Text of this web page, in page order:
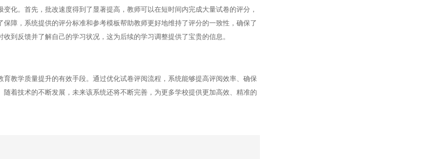
。首先，批改速度得到了显著提高，教师可以在短时间内完成大量试卷的评分，
障，系统提供的评分标准和参考模板帮助教师更好地维持了评分的一致性，确保了
到反馈并了解自己的学习状况，这为后续的学习调整提供了宝贵的信息。
学质量提升的有效手段。通过优化试卷评阅流程，系统能够提高评阅效率、确保
着技术的不断发展，未来该系统还将不断完善，为更多学校提供更加高效、精准的